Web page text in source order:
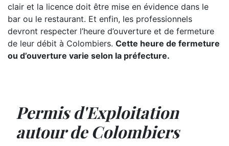
clair et la licence doit être mise en évidence dans le
bar ou le restaurant. Et enfin, les professionnels
devront respecter l’heure d’ouverture et de fermeture
de leur débit à Colombiers. Cette heure de fermeture
ou d’ouverture varie selon la préfecture.
Permis d'Exploitation
autour de Colombiers